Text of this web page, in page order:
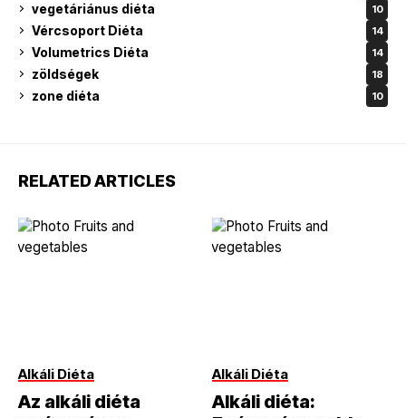
vegetáriánus diéta 10
Vércsoport Diéta 14
Volumetrics Diéta 14
zöldségek 18
zone diéta 10
RELATED ARTICLES
Alkáli Diéta
Az alkáli diéta
Alkáli Diéta
Alkáli diéta: